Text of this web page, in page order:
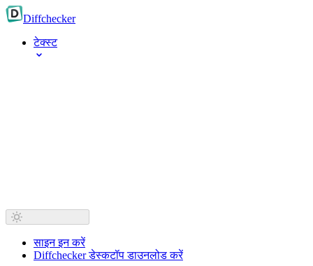
Diffchecker
टेक्स्ट
साइन इन करें
Diffchecker डेस्कटॉप डाउनलोड करें